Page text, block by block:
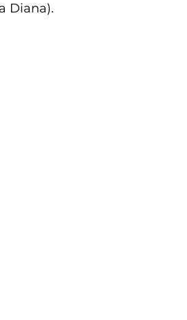
Diana).